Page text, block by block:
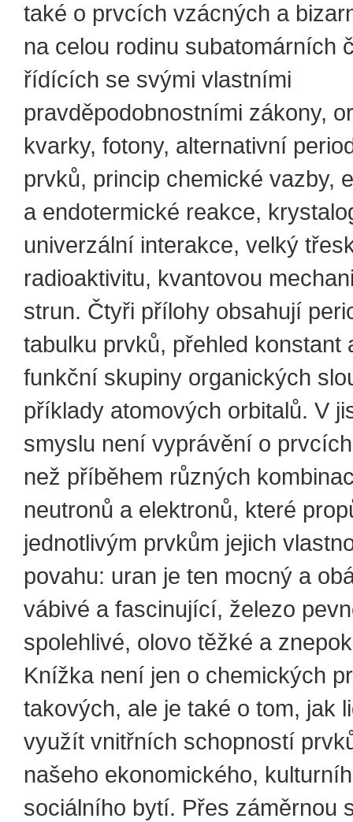
také o prvcích vzácných a
na celou rodinu subatomárních
řídících se svými vlastními
pravděpodobnostními zákony,
kvarky, fotony, alternativní
prvků, princip chemické vazby,
a endotermické reakce,
univerzální interakce, velký
radioaktivitu, kvantovou
strun. Čtyři přílohy obsahují
tabulku prvků, přehled konstant
funkční skupiny organických
příklady atomových orbitalů. V
smyslu není vyprávění o
než příběhem různých
neutronů a elektronů, které
jednotlivým prvkům jejich
povahu: uran je ten mocný a
vábivé a fascinující, železo
spolehlivé, olovo těžké a
Knížka není jen o chemických
takových, ale je také o tom, jak
využít vnitřních schopností
našeho ekonomického,
sociálního bytí. Přes záměrnou